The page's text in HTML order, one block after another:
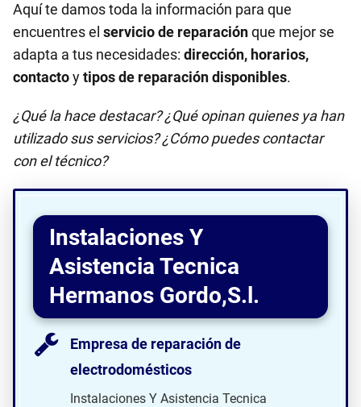
Aquí te damos toda la información para que
encuentres el servicio de reparaciónque mejor se
adapta a tus necesidades: dirección, horarios,
contactoytipos de reparación disponibles.
¿Qué la hace destacar? ¿Qué opinan quienes ya han
utilizado sus servicios? ¿Cómo puedes contactar
con el técnico?
Instalaciones Y
Asistencia Tecnica
Hermanos Gordo,S.l.
Empresa de reparación de
electrodomésticos
Instalaciones Y Asistencia Tecnica